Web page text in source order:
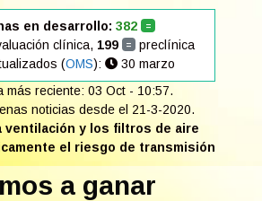
en desarrollo: 382 =
clínica, 199 = preclínica
(OMS):
30 marzo
más reciente: 03 Oct - 10:57.
noticias desde el 21-3-2020.
ventilación y los filtros de aire
el riesgo de transmisión
a ganar